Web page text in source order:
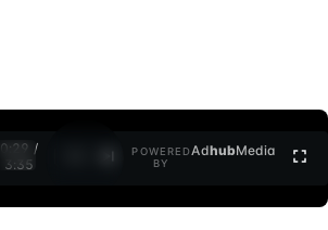
0:30 /
3:35
POWERED
BY
AdhubMedia